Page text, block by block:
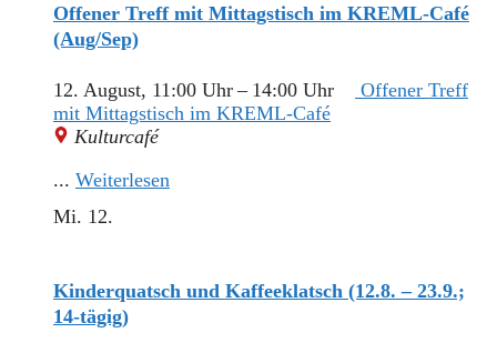
Offener Treff mit Mittagstisch im KREML-Café
(Aug/Sep)
12. August, 11:00 Uhr– 14:00 Uhr
Offener Treff
mit Mittagstisch im KREML-Café
Kulturcafé
... Weiterlesen
Mi. 12.
Kinderquatsch und Kaffeeklatsch (12.8. – 23.9.;
14-tägig)